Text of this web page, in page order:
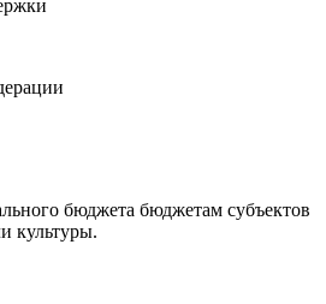
бюджета бюджетам субъектов
культуры.